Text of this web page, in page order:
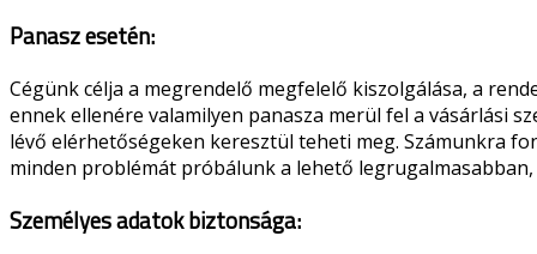
Panasz esetén:
Cégünk célja a megrendelő megfelelő kiszolgálása, a
ennek ellenére valamilyen panasza merül fel a vásárlási
lévő elérhetőségeken keresztül teheti meg. Számunkra
minden problémát próbálunk a lehető
Személyes adatok biztonsága: